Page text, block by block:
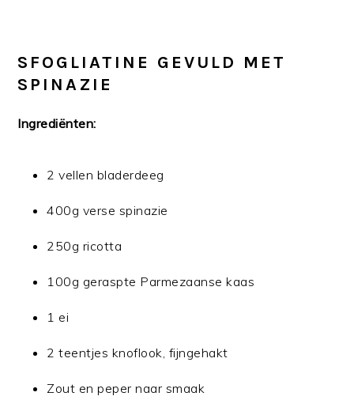
SFOGLIATINE GEVULD MET
SPINAZIE
Ingrediënten:
2 vellen bladerdeeg
400g verse spinazie
250g ricotta
100g geraspte Parmezaanse kaas
1 ei
2 teentjes knoflook, fijngehakt
Zout en peper naar smaak